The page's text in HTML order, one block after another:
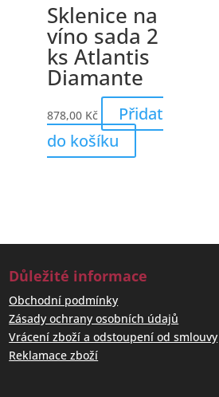
Sklenice na
víno sada 2
ks Atlantis
Diamante
878,00 Kč
Přidat
do košíku
Důležité informace
Obchodní podmínky
Zásady ochrany osobních údajů
Vrácení zboží a odstoupení od smlouvy
Reklamace zboží